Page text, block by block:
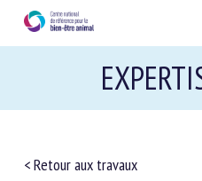
main
< Retour aux travaux